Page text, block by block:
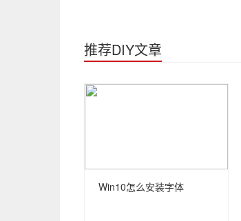
推荐DIY文章
Win10怎么安装字体